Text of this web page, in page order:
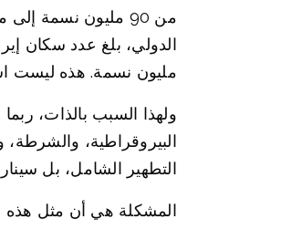
من 90 مليون نسمة
مليون نسمة. هذه ليست
ولهذا السبب بالذات،
البيروقراطية،
التطهير الشامل، بل
المشكلة هي أن مثل هذه